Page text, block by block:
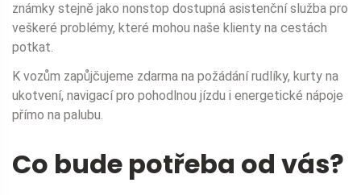
známky stejně jako nonstop dostupná asistenční služba pro
veškeré problémy, které mohou naše klienty na cestách
potkat.
K vozům zapůjčujeme zdarma na požádání rudlíky, kurty na
ukotvení, navigací pro pohodlnou jízdu i energetické nápoje
přímo na palubu.
Co bude potřeba od vás?